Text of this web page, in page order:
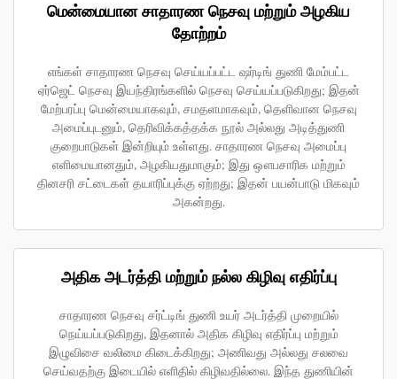
மென்மையான சாதாரண நெசவு மற்றும் அழகிய
தோற்றம்
எங்கள் சாதாரண நெசவு செய்யப்பட்ட ஷர்டிங் துணி மேம்பட்ட
ஏர்ஜெட் நெசவு இயந்திரங்களில் நெசவு செய்யப்படுகிறது; இதன்
மேற்பரப்பு மென்மையாகவும், சமதளமாகவும், தெளிவான நெசவு
அமைப்புடனும், தெரிவிக்கத்தக்க நூல் அல்லது அடித்துணி
குறைபாடுகள் இன்றியும் உள்ளது. சாதாரண நெசவு அமைப்பு
எளிமையானதும், அழகியதுமாகும்; இது ஔபசாரிக மற்றும்
தினசரி சட்டைகள் தயாரிப்புக்கு ஏற்றது; இதன் பயன்பாடு மிகவும்
அகன்றது.
அதிக அடர்த்தி மற்றும் நல்ல கிழிவு எதிர்ப்பு
சாதாரண நெசவு சர்ட்டிங் துணி உயர் அடர்த்தி முறையில்
நெய்யப்படுகிறது, இதனால் அதிக கிழிவு எதிர்ப்பு மற்றும்
இழுவிசை வலிமை கிடைக்கிறது; அணிவது அல்லது சலவை
செய்வதற்கு இடையில் எளிதில் கிழிவதில்லை. இந்த துணியின்